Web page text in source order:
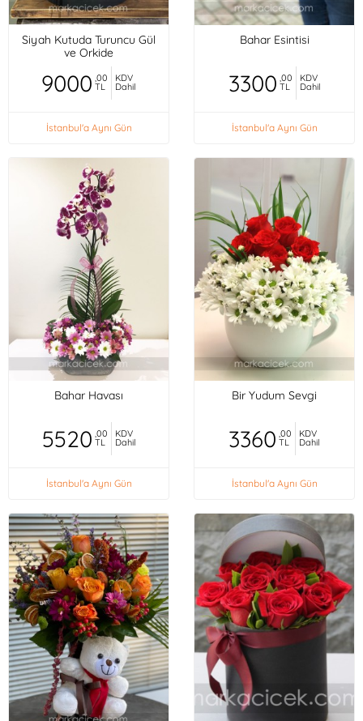
Siyah Kutuda Turuncu Gül
ve Orkide
9000 ,00
TL
KDV
Dahil
İstanbul'a Aynı Gün
Bahar Esintisi
3300 ,00
TL
KDV
Dahil
İstanbul'a Aynı Gün
Bahar Havası
5520 ,00
TL
KDV
Dahil
İstanbul'a Aynı Gün
Bir Yudum Sevgi
3360 ,00
TL
KDV
Dahil
İstanbul'a Aynı Gün